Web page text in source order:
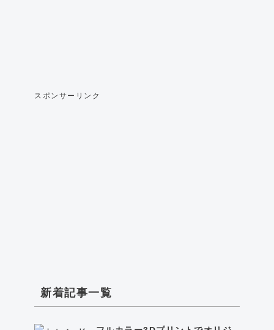
スポンサーリンク
新着記事一覧